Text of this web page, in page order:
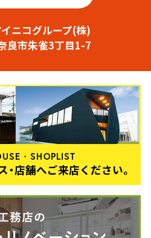
ニコグループ(株)
良市朱雀3丁目1-7
・SHOPLIST
店舗へご来店ください。